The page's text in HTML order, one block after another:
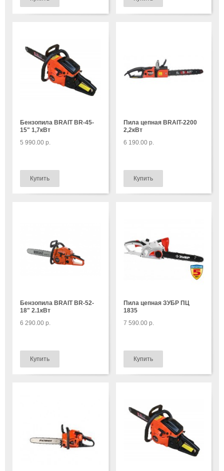
Бензопила BRAIT BR-45-
15" 1,7кВт
5 990.00 р.
Пила цепная BRAIT-2200
2,2кВт
6 190.00 р.
Бензопила BRAIT BR-52-
18" 2.1кВт
6 290.00 р.
Пила цепная ЗУБР ПЦ
1835
7 590.00 р.